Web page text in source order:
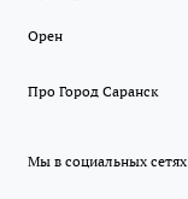
Орен
Про Город Саранск
Мы в социальных сетях